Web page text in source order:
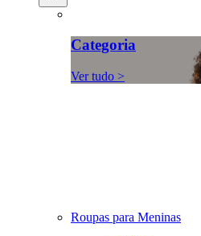
Categoria
Ver tudo >
Roupas para Meninas